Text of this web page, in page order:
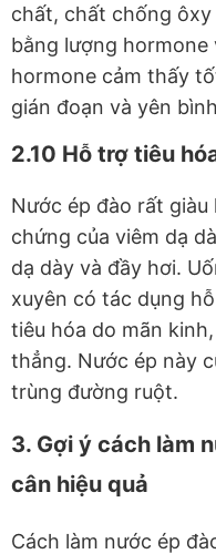
chất, chất chống
bằng lượng hormone
hormone cảm thấy
gián đoạn và yên
2.10 Hỗ trợ tiêu
Nước ép đào rất
chứng của viêm dạ
dạ dày và đầy hơi.
xuyên có tác dụng
tiêu hóa do mãn
thẳng. Nước ép này
trùng đường ruột.
3. Gợi ý cách làm
cân hiệu quả
Cách làm nước ép